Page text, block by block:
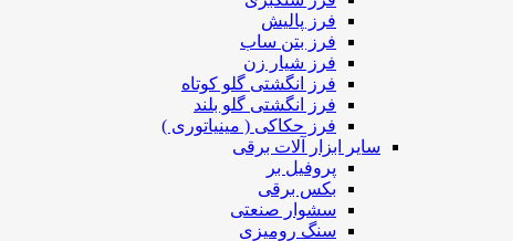
فرز پالیش
فرز بتن ساب
فرز شیار زن
فرز انگشتی گلو کوتاه
فرز انگشتی گلو بلند
فرز حکاکی ( مینیاتوری )
سایر ابزار آلات برقی
پروفیل بر
بکس برقی
سشوار صنعتی
سنگ رومیزی